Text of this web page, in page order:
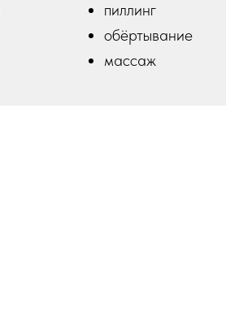
пиллинг
обёртывание
массаж